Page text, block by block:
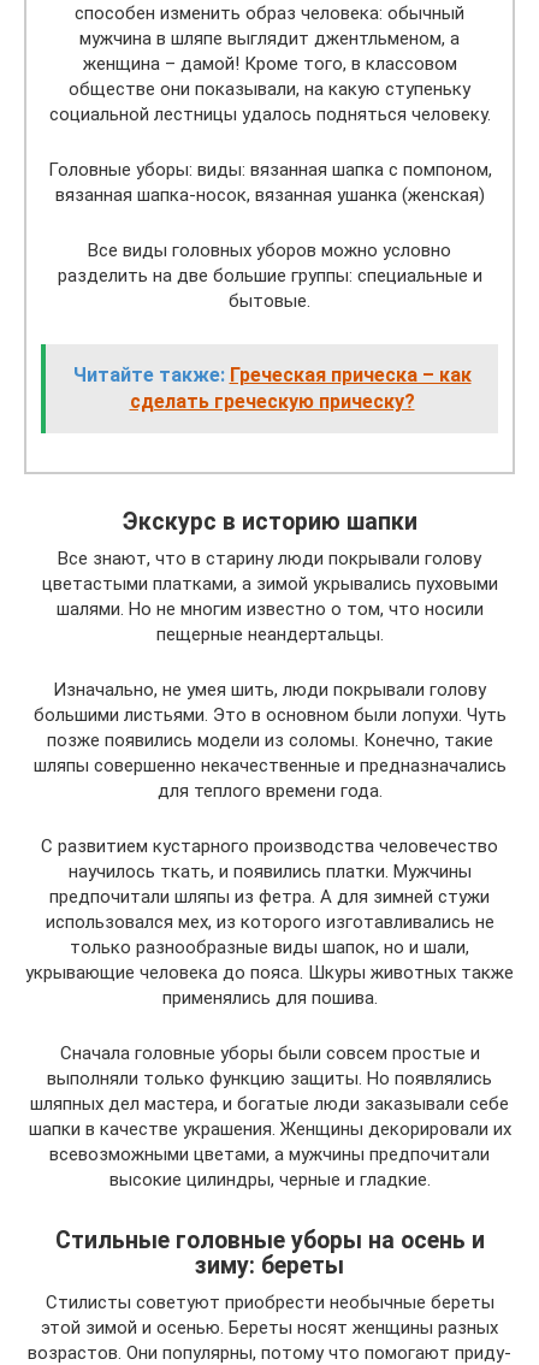
способен изменить образ человека: обычный
мужчина в шляпе выглядит джентльменом, а
женщина – дамой! Кроме того, в классовом
обществе они показывали, на какую ступеньку
социальной лестницы удалось подняться человеку.
Головные уборы: виды: вязанная шапка с помпоном,
вязанная шапка-носок, вязанная ушанка (женская)
Все виды головных уборов можно условно
разделить на две большие группы: специальные и
бытовые.
Читайте также: Греческая прическа – как
сделать греческую прическу?
Экскурс в историю шапки
Все знают, что в старину люди покрывали голову
цветастыми платками, а зимой укрывались пуховыми
шалями. Но не многим известно о том, что носили
пещерные неандертальцы.
Изначально, не умея шить, люди покрывали голову
большими листьями. Это в основном были лопухи. Чуть
позже появились модели из соломы. Конечно, такие
шляпы совершенно некачественные и предназначались
для теплого времени года.
С развитием кустарного производства человечество
научилось ткать, и появились платки. Мужчины
предпочитали шляпы из фетра. А для зимней стужи
использовался мех, из которого изготавливались не
только разнообразные виды шапок, но и шали,
укрывающие человека до пояса. Шкуры животных также
применялись для пошива.
Сначала головные уборы были совсем простые и
выполняли только функцию защиты. Но появлялись
шляпных дел мастера, и богатые люди заказывали себе
шапки в качестве украшения. Женщины декорировали их
всевозможными цветами, а мужчины предпочитали
высокие цилиндры, черные и гладкие.
Стильные головные уборы на осень и
зиму: береты
Сти­ли­сты сове­ту­ют при­об­ре­сти необыч­ные бере­ты
этой зимой и осе­нью. Бере­ты носят жен­щи­ны раз­ных
воз­рас­тов. Они попу­ляр­ны, пото­му что помо­га­ют при­ду­